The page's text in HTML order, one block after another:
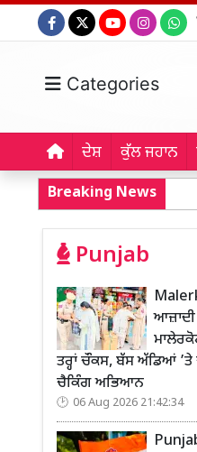
Categories
ਦੇਸ਼ ਕੁੱਲ ਜਹਾਨ
Breaking News
Punjab
ਤਰ੍ਹਾਂ ਚੌਕਸ, ਬੱਸ ਅੱਡਿਆਂ
ਚੈਕਿੰਗ ਅਭਿਆਨ
06 Aug 2026 21:42:34